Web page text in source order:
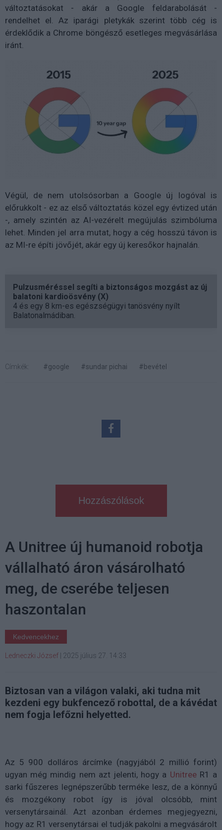
változtatásokat - akár a Google feldarabolását -
rendelhet el. Az iparági pletykák szerint több cég is
érdeklődik a Chrome böngésző esetleges megvásárlása
iránt.
Végül, de nem utolsósorban a Google új logóval is
előrukkolt - ez az első változtatás közel egy évtized után
-, amely szintén az AI-vezérelt megújulás szimbóluma
lehet. Minden jel arra mutat, hogy a cég hosszú távon is
az MI-re építi jövőjét, akár egy új keresőkor hajnalán.
Pulzusméréssel segíti a biztonságos mozgást az új
balatoni kardioösvény (X)
4 és egy 8 km-es egészségügyi tanösvény nyílt
Balatonalmádiban.
Címkék: #google #sundar pichai #bevétel
Hozzászólások
A Unitree új humanoid robotja
vállalható áron vásárolható
meg, de cserébe teljesen
haszontalan
Kedvencekhez
Ledneczki József | 2025 július 27. 14:33
Biztosan van a világon valaki, aki tudna mit
kezdeni egy bukfencező robottal, de a kávédat
nem fogja lefőzni helyetted.
Az 5 900 dolláros árcímke (nagyjából 2 millió forint)
ugyan még mindig nem azt jelenti, hogy a UnitreeR1 a
sarki fűszeres legnépszerűbb terméke lesz, de a könnyű
és mozgékony robot így is jóval olcsóbb, mint
versenytársainál. Azt azonban érdemes megjegyezni,
hogy az R1 versenytársai el tudják pakolni a megvásárolt